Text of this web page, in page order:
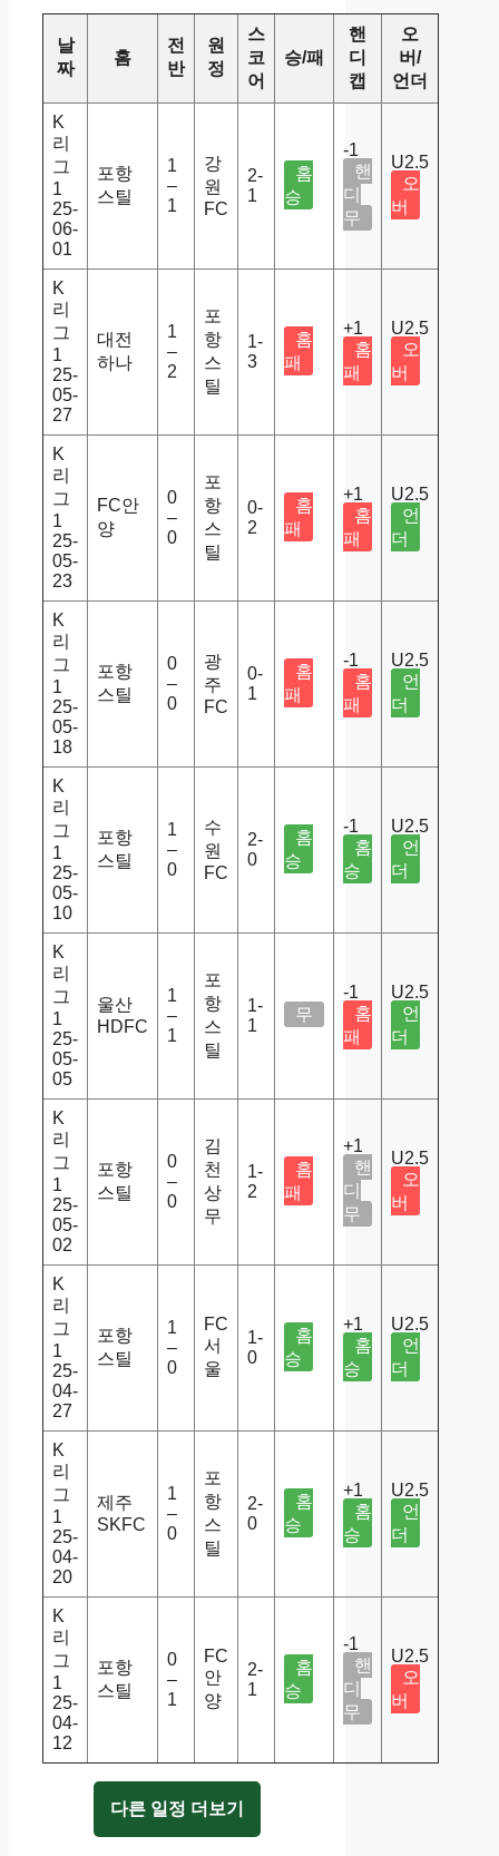
날
짜
홈
전
반
원
정
스
코
어
승/패
핸
디
캡
오
버/
언더
K
리
그
1
25-
06-
01
포항
스틸
1
–
1
강
원
FC
2-
1
홈
승
-1
핸
디
무
U2.5
오
버
K
리
그
1
25-
05-
27
대전
하나
1
–
2
포
항
스
틸
1-
3
홈
패
+1
홈
패
U2.5
오
버
K
리
그
1
25-
05-
23
FC안
양
0
–
0
포
항
스
틸
0-
2
홈
패
+1
홈
패
U2.5
언
더
K
리
그
1
25-
05-
18
포항
스틸
0
–
0
광
주
FC
0-
1
홈
패
-1
홈
패
U2.5
언
더
K
리
그
1
25-
05-
10
포항
스틸
1
–
0
수
원
FC
2-
0
홈
승
-1
홈
승
U2.5
언
더
K
리
그
1
25-
05-
05
울산
HDFC
1
–
1
포
항
스
틸
1-
1
무
-1
홈
패
U2.5
언
더
K
리
그
1
25-
05-
02
포항
스틸
0
–
0
김
천
상
무
1-
2
홈
패
+1
핸
디
무
U2.5
오
버
K
리
그
1
25-
04-
27
포항
스틸
1
–
0
FC
서
울
1-
0
홈
승
+1
홈
승
U2.5
언
더
K
리
그
1
25-
04-
20
제주
SKFC
1
–
0
포
항
스
틸
2-
0
홈
승
+1
홈
승
U2.5
언
더
K
리
그
1
25-
04-
12
포항
스틸
0
–
1
FC
안
양
2-
1
홈
승
-1
핸
디
무
U2.5
오
버
다른 일정 더보기